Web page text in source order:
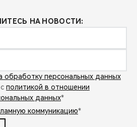
НА НОВОСТИ:
обработку персональных данных
политикой в отношении
данных*
коммуникацию*